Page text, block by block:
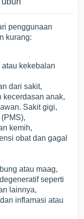
penggunaan
kurang:
kekebalan
dari sakit,
kecerdasan anak,
Sakit gigi,
kemih,
obat dan gagal
atau maag,
seperti
lainnya,
inflamasi atau